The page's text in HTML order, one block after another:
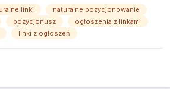
linki
naturalne pozycjonowanie
pozycjonusz
ogłoszenia z linkami
linki z ogłoszeń